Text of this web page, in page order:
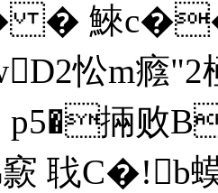
� 鯠
忪m癊
p5�掚败
聀C�!b